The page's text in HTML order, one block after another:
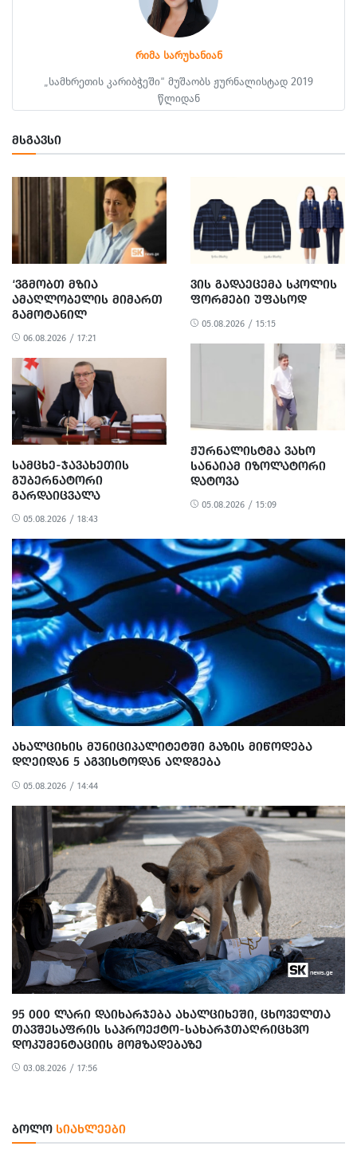
რიმა სარუხანიან
„სამხრეთის კარიბჭეში“ მუშაობს ჟურნალისტად 2019
წლიდან
ᲛᲡᲒᲐᲕᲡᲘ
‘ᲕᲒᲛᲝᲑᲗ ᲛᲖᲘᲐ
ᲐᲛᲐᲦᲚᲝᲑᲔᲚᲘᲡ ᲛᲘᲛᲐᲠᲗ
ᲒᲐᲛᲝᲢᲐᲜᲘᲚ
ᲐᲠᲐᲞᲠᲝᲞᲝᲠᲪᲘᲣᲚ ᲓᲐ
ᲞᲝᲚᲘᲢᲘᲖᲔᲑᲣᲚ
ᲒᲐᲜᲐᲩᲔᲜᲡ’ -
ᲔᲕᲠᲝᲙᲐᲕᲨᲘᲠᲘᲡ ᲡᲐᲔᲚᲩᲝ
06.08.2026 / 17:21
ᲡᲐᲛᲪᲮᲔ-ᲯᲐᲕᲐᲮᲔᲗᲘᲡ
ᲒᲣᲑᲔᲠᲜᲐᲢᲝᲠᲘ
ᲒᲐᲠᲓᲐᲘᲪᲕᲐᲚᲐ
05.08.2026 / 18:43
ᲕᲘᲡ ᲒᲐᲓᲐᲔᲪᲔᲛᲐ ᲡᲙᲝᲚᲘᲡ
ᲤᲝᲠᲛᲔᲑᲘ ᲣᲤᲐᲡᲝᲓ
05.08.2026 / 15:15
ᲟᲣᲠᲜᲐᲚᲘᲡᲢᲛᲐ ᲕᲐᲮᲝ
ᲡᲐᲜᲐᲘᲐᲛ ᲘᲖᲝᲚᲐᲢᲝᲠᲘ
ᲓᲐᲢᲝᲕᲐ
05.08.2026 / 15:09
ᲐᲮᲐᲚᲪᲘᲮᲘᲡ ᲛᲣᲜᲘᲪᲘᲞᲐᲚᲘᲢᲔᲢᲨᲘ ᲒᲐᲖᲘᲡ ᲛᲘᲬᲝᲓᲔᲑᲐ
ᲓᲦᲔᲘᲓᲐᲜ 5 ᲐᲒᲕᲘᲡᲢᲝᲓᲐᲜ ᲐᲦᲓᲒᲔᲑᲐ
05.08.2026 / 14:44
95 000 ᲚᲐᲠᲘ ᲓᲐᲘᲮᲐᲠᲯᲔᲑᲐ ᲐᲮᲐᲚᲪᲘᲮᲔᲨᲘ, ᲪᲮᲝᲕᲔᲚᲗᲐ
ᲗᲐᲕᲨᲔᲡᲐᲤᲠᲘᲡ ᲡᲐᲞᲠᲝᲔᲥᲢᲝ-ᲡᲐᲮᲐᲠᲯᲗᲐᲦᲠᲘᲪᲮᲕᲝ
ᲓᲝᲙᲣᲛᲔᲜᲢᲐᲪᲘᲘᲡ ᲛᲝᲛᲖᲐᲓᲔᲑᲐᲖᲔ
03.08.2026 / 17:56
ᲑᲝᲚᲝ ᲡᲘᲐᲮᲚᲔᲔᲑᲘ